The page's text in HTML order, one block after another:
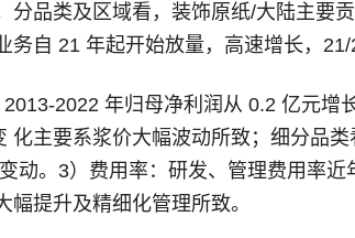
分品类及区域看，装饰原纸/大陆主要
务自 21 年起开始放量，高速增长，21/
2022 年归母净利润从 0.2 亿元增
化主要系浆价大幅波动所致；细分品
动。3）费用率：研发、管理费用率
幅提升及精细化管理所致。